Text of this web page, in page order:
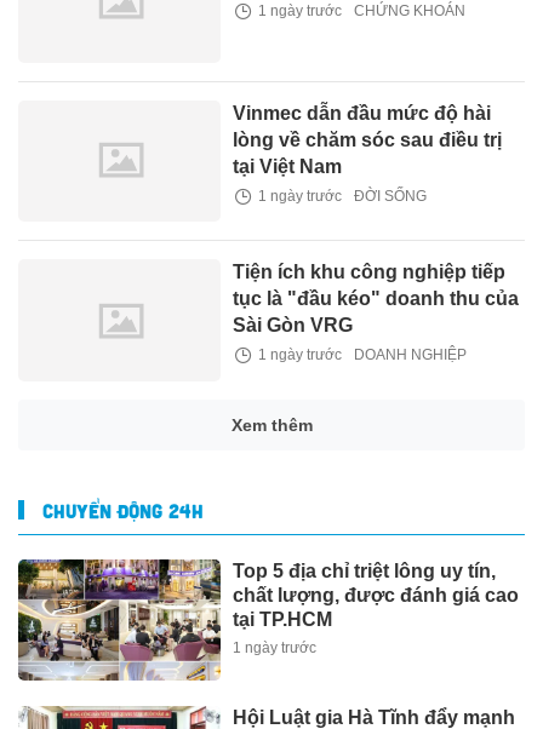
1 ngày trước CHỨNG KHOÁN
Vinmec dẫn đầu mức độ hài
lòng về chăm sóc sau điều trị
tại Việt Nam
1 ngày trước ĐỜI SỐNG
Tiện ích khu công nghiệp tiếp
tục là "đầu kéo" doanh thu của
Sài Gòn VRG
1 ngày trước DOANH NGHIỆP
Xem thêm
CHUYỂN ĐỘNG 24H
Top 5 địa chỉ triệt lông uy tín,
chất lượng, được đánh giá cao
tại TP.HCM
1 ngày trước
Hội Luật gia Hà Tĩnh đẩy mạnh